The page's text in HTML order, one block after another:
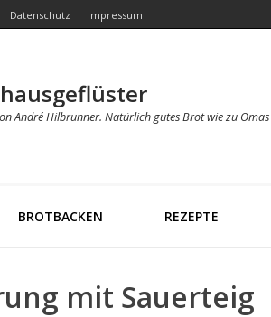
Datenschutz Impressum
André Hilbrunner. Natürlich gutes Brot wie zu
BROTBACKEN REZEPTE
mit Sauerteig